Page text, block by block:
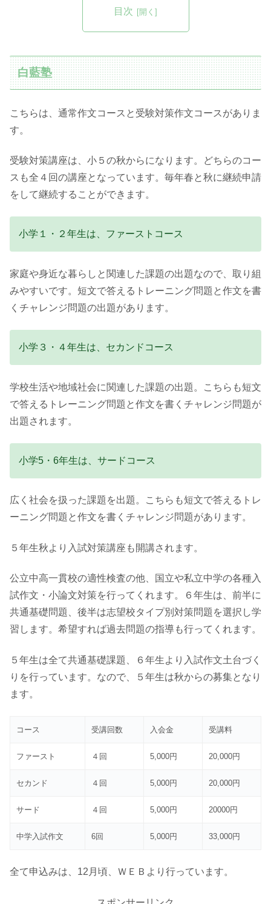
目次
白藍塾
こちらは、通常作文コースと受験対策作文コースがありま
す。
受験対策講座は、小５の秋からになります。どちらのコー
スも全４回の講座となっています。毎年春と秋に継続申請
をして継続することができます。
小学１・２年生は、ファーストコース
家庭や身近な暮らしと関連した課題の出題なので、取り組
みやすいです。短文で答えるトレーニング問題と作文を書
くチャレンジ問題の出題があります。
小学３・４年生は、セカンドコース
学校生活や地域社会に関連した課題の出題。こちらも短文
で答えるトレーニング問題と作文を書くチャレンジ問題が
出題されます。
小学5・6年生は、サードコース
広く社会を扱った課題を出題。こちらも短文で答えるトレ
ーニング問題と作文を書くチャレンジ問題があります。
５年生秋より入試対策講座も開講されます。
公立中高一貫校の適性検査の他、国立や私立中学の各種入
試作文・小論文対策を行ってくれます。６年生は、前半に
共通基礎問題、後半は志望校タイプ別対策問題を選択し学
習します。希望すれば過去問題の指導も行ってくれます。
５年生は全て共通基礎課題、６年生より入試作文土台づく
りを行っています。なので、５年生は秋からの募集となり
ます。
コース 受講回数 入会金 受講料
ファースト ４回 5,000円 20,000円
セカンド ４回 5,000円 20,000円
サード ４回 5,000円 20000円
中学入試作文 6回 5,000円 33,000円
全て申込みは、12月頃、ＷＥＢより行っています。